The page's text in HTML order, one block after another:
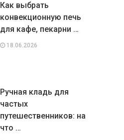
Как выбрать
конвекционную печь
для кафе, пекарни …
18.06.2026
Ручная кладь для
частых
путешественников: на
что …